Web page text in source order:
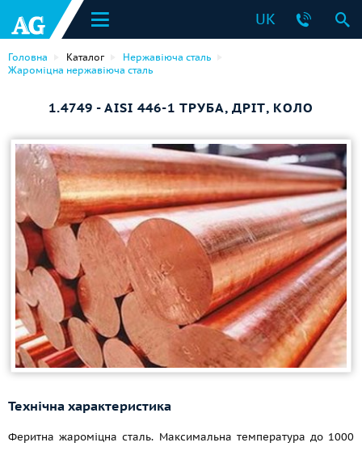
UK
Головна Каталог
Нержавіюча сталь
Жароміцна нержавіюча сталь
1.4749 - AISI 446-1 ТРУБА, ДРІТ, КОЛО
Технічна характеристика
Феритна жароміцна сталь. Максимальна температура до 1000